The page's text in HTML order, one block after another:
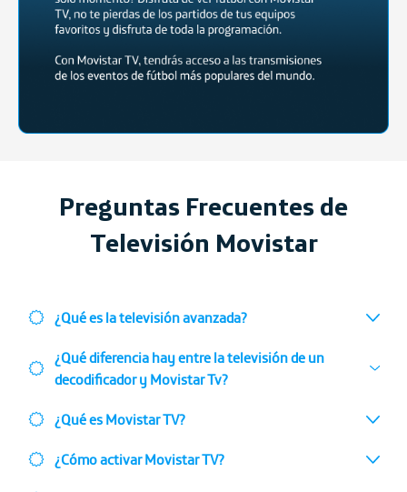
Preguntas Frecuentes de
Televisión Movistar
¿Qué es la televisión avanzada?
¿Qué diferencia hay entre la televisión de un
decodificador y Movistar Tv?
¿Qué es Movistar TV?
¿Cómo activar Movistar TV?